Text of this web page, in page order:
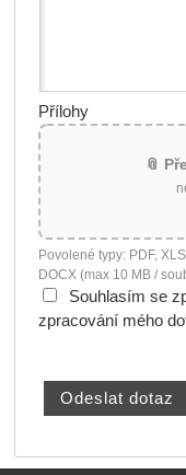
Přílohy
📎
Povolené typy: PDF,
DOCX (max 10 MB /
Souhlasím se
zpracování mého